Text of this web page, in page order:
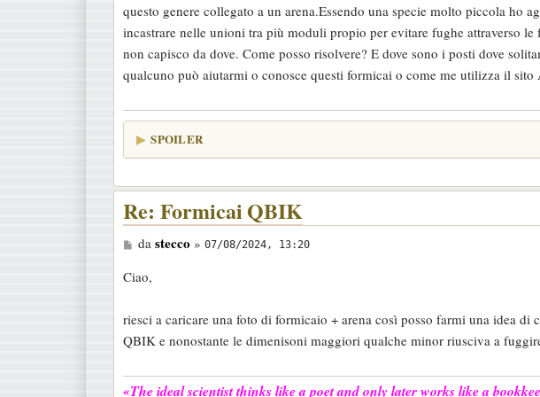
a
g
g
i
questo genere collegato a un arena.Essendo una specie molto piccola ho
incastrare nelle unioni tra più moduli propio per evitare fughe attraverso
non capisco da dove. Come posso risolvere? E dove sono i posti dove
qualcuno può aiutarmi o conosce questi formicai o come me utilizza il
SPOILER
Re: Formicai QBIK
M
s
a
g
i
da stecco » 07/08/2024, 13:20
Ciao,
riesci a caricare una foto di formicaio + arena così posso farmi una idea
QBIK e nonostante le dimenisoni maggiori qualche minor riusciva a
«The ideal scientist thinks like a poet and only later works like a